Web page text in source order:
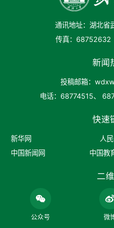
通讯地址：湖北省
传真：68752632
新闻
投稿邮箱：
电话：68774515、
快速
新华网 人
中国新闻网
中国教
二
公众号 微